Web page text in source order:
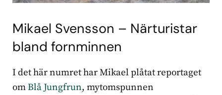
Mikael Svensson – Närturistar
bland fornminnen
I det här numret har Mikael plåtat reportaget
omBlå Jungfrun, mytomspunnen